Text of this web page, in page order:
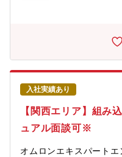
継続可能）銀行＝店舗削減
い方是非応募下さい。【中
2024年度：20％ （2025年6
ー活用あり 多様化するお客様のニーズに的確にお答えするべく
様々な資格取得を奨励（
給有 企業内学校「京都銀行金融大学校」 eラーニング（Udemy
Business 受講料補助あり）
プラットフォームのWEBア
たは Kotlin を用いたHMIア
バイルアプリ開発・物流倉
ケーションの仕様検討～実
ト解析支援アプリ開発・検
（WindowsC＃、WPF）の
継システム構築・医療検査
基本設計～開発～テスト・
ケーションのカスタマイズ
開発テーマが多くあります
広く・深くモノづくりに挑
入社実績あり
【関西エリア】組み
ュアル面談可※
オムロンエキスパート